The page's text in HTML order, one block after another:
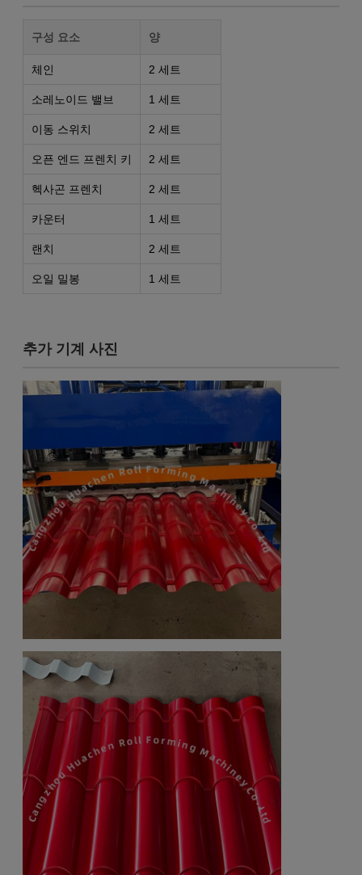
구성 요소 양
체인 2 세트
소레노이드 밸브 1 세트
이동 스위치 2 세트
오픈 엔드 프렌치 키 2 세트
헥사곤 프렌치 2 세트
카운터 1 세트
랜치 2 세트
오일 밀봉 1 세트
추가 기계 사진